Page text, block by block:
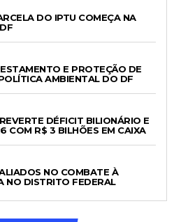
DO IPTU COMEÇA NA
E PROTEÇÃO DE
AMBIENTAL DO DF
DÉFICIT BILIONÁRIO E
COM R$ 3 BILHÕES EM CAIXA
NO COMBATE À
NO DISTRITO FEDERAL